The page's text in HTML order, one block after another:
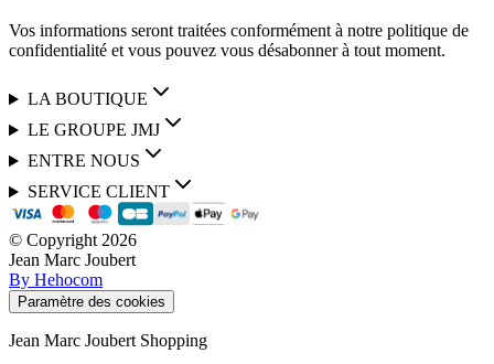
Vos informations seront traitées conformément à notre politique de
confidentialité et vous pouvez vous désabonner à tout moment.
LA BOUTIQUE
LE GROUPE JMJ
ENTRE NOUS
SERVICE CLIENT
© Copyright 2026
Jean Marc Joubert
By Hehocom
Paramètre des cookies
Jean Marc Joubert Shopping